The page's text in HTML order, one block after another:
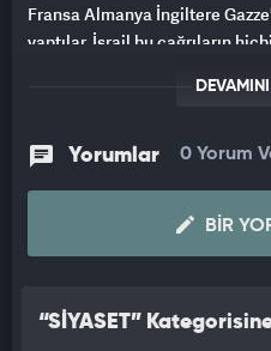
Fransa Almanya İngiltere
yaptılar. İsrail bu çağrıların
Ahlaksızlıkta yarışıyorlar.
tecavüzleri savunan şebeke ile
dönemde oldu. Lahey'deki
devletlerin katılmasını arzu
14 Ağustos'ta AK Parti kuruluş
Yorumlar 0 Yorum
BIR
“SİYASET”